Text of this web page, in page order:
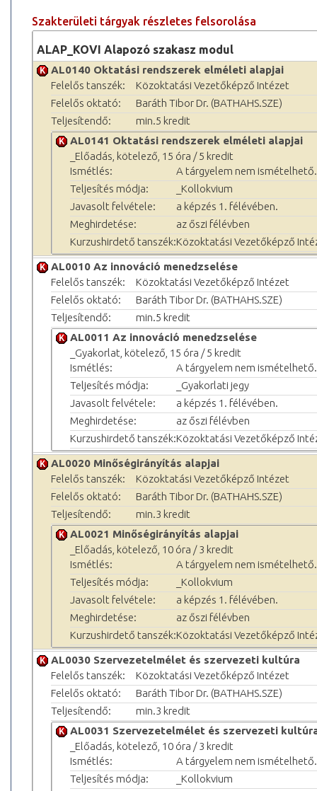
Szakterületi tárgyak részletes felsorolása
ALAP_KOVI Alapozó szakasz modul
AL0140 Oktatási rendszerek elméleti alapjai
Felelős tanszék:
Közoktatási Vezetőképző Intézet
Felelős oktató:
Baráth Tibor Dr. (BATHAHS.SZE)
Teljesítendő:
min.5 kredit
AL0141 Oktatási rendszerek elméleti alapjai
_Előadás, kötelező, 15 óra / 5 kredit
Ismétlés:
A tárgyelem nem ismételhető.
Teljesítés módja:
_Kollokvium
Javasolt felvétele:
a képzés 1. félévében.
Meghirdetése:
az őszi félévben
Kurzushirdető tanszék:Közoktatási Vezetőképző
AL0010 Az innováció menedzselése
Felelős tanszék:
Közoktatási Vezetőképző Intézet
Felelős oktató:
Baráth Tibor Dr. (BATHAHS.SZE)
Teljesítendő:
min.5 kredit
AL0011 Az innováció menedzselése
_Gyakorlat, kötelező, 15 óra / 5 kredit
Ismétlés:
A tárgyelem nem ismételhető.
Teljesítés módja:
_Gyakorlati jegy
Javasolt felvétele:
a képzés 1. félévében.
Meghirdetése:
az őszi félévben
Kurzushirdető tanszék:Közoktatási Vezetőképző
AL0020 Minőségirányítás alapjai
Felelős tanszék:
Közoktatási Vezetőképző Intézet
Felelős oktató:
Baráth Tibor Dr. (BATHAHS.SZE)
Teljesítendő:
min.3 kredit
AL0021 Minőségirányítás alapjai
_Előadás, kötelező, 10 óra / 3 kredit
Ismétlés:
A tárgyelem nem ismételhető.
Teljesítés módja:
_Kollokvium
Javasolt felvétele:
a képzés 1. félévében.
Meghirdetése:
az őszi félévben
Kurzushirdető tanszék:Közoktatási Vezetőképző
AL0030 Szervezetelmélet és szerveze­ti kultúra
Felelős tanszék:
Közoktatási Vezetőképző Intézet
Felelős oktató:
Baráth Tibor Dr. (BATHAHS.SZE)
Teljesítendő:
min.3 kredit
AL0031 Szervezetelmélet és szerveze­ti
_Előadás, kötelező, 10 óra / 3 kredit
Ismétlés:
A tárgyelem nem ismételhető.
Teljesítés módja:
_Kollokvium